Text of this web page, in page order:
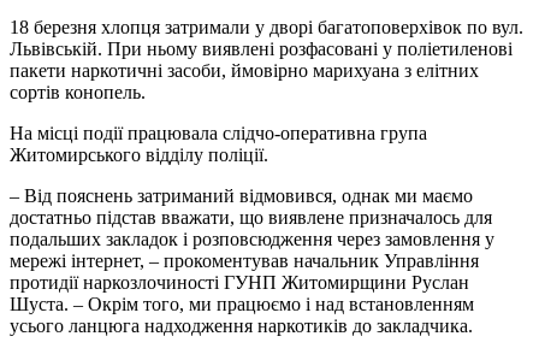
18 березня хлопця затримали у дворі багатоповерхівок по вул.
Львівській. При ньому виявлені розфасовані у поліетиленові
пакети наркотичні засоби, ймовірно марихуана з елітних
сортів конопель.
На місці події працювала слідчо-оперативна група
Житомирського відділу поліції.
– Від пояснень затриманий відмовився, однак ми маємо
достатньо підстав вважати, що виявлене призначалось для
подальших закладок і розповсюдження через замовлення у
мережі інтернет, – прокоментував начальник Управління
протидії наркозлочиності ГУНП Житомирщини Руслан
Шуста. – Окрім того, ми працюємо і над встановленням
усього ланцюга надходження наркотиків до закладчика.